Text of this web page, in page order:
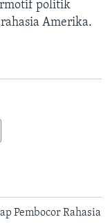
politik
Amerika.
Pembocor Rahasia